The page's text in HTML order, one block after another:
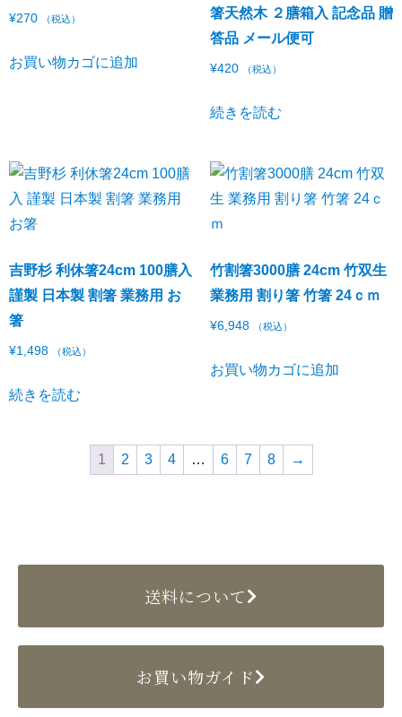
¥270 （税込）
お買い物カゴに追加
箸天然木 ２膳箱入 記念品 贈
答品 メール便可
¥420 （税込）
続きを読む
吉野杉 利休箸24cm 100膳入
謹製 日本製 割箸 業務用 お
箸
¥1,498 （税込）
続きを読む
竹割箸3000膳 24cm 竹双生
業務用 割り箸 竹箸 24ｃｍ
¥6,948 （税込）
お買い物カゴに追加
1 2 3 4 … 6 7 8 →
送料について
お買い物ガイド